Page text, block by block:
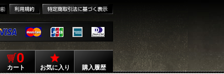
0
カート お気に入り 購入履歴